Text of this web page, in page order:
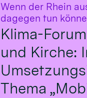
Wenn der Rhein
dagegen tun
Klima-
und Kirche:
Thema